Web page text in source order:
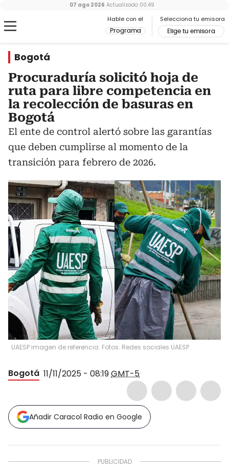
Hable con el
Programa
Selecciona tu emisora
Elige tu emisora
07 ago 2026 Actualizado 00:49
Bogotá
Procuraduría solicitó hoja de
ruta para libre competencia en
la recolección de basuras en
Bogotá
El ente de control alertó sobre las garantías
que deben cumplirse al momento de la
transición para febrero de 2026.
UAESP imagen de referencia. Fotos: Redes sociales UAESP.
Bogotá 11/11/2025 - 08:19GMT-5
Añadir Caracol Radio en Google